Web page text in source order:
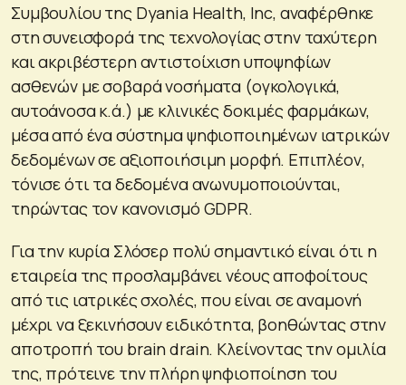
Συμβουλίου της Dyania Health, Inc, αναφέρθηκε
στη συνεισφορά της τεχνολογίας στην ταχύτερη
και ακριβέστερη αντιστοίχιση υποψηφίων
ασθενών με σοβαρά νοσήματα (ογκολογικά,
αυτοάνοσα κ.ά.) με κλινικές δοκιμές φαρμάκων,
μέσα από ένα σύστημα ψηφιοποιημένων ιατρικών
δεδομένων σε αξιοποιήσιμη μορφή. Επιπλέον,
τόνισε ότι τα δεδομένα ανωνυμοποιούνται,
τηρώντας τον κανονισμό GDPR.
Για την κυρία Σλόσερ πολύ σημαντικό είναι ότι η
εταιρεία της προσλαμβάνει νέους αποφοίτους
από τις ιατρικές σχολές, που είναι σε αναμονή
μέχρι να ξεκινήσουν ειδικότητα, βοηθώντας στην
αποτροπή του brain drain. Κλείνοντας την ομιλία
της, πρότεινε την πλήρη ψηφιοποίηση του